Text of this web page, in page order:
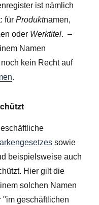
ist nämlich
fürProduktnamen,
oder Werktitel. –
Namen
kein Recht auf
.
sowie
beispielsweise auch
Hier gilt die
solchen Namen
"im geschäftlichen